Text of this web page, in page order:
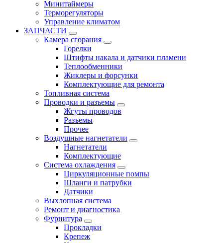
Минитаймеры
Терморегуляторы
Управление климатом
ЗАПЧАСТИ
Камера сгорания
Горелки
Штифты накала и датчики пламени
Теплообменники
Жиклеры и форсунки
Комплектующие для ремонта
Топливная система
Проводки и разъемы
Жгуты проводов
Разъемы
Прочее
Воздушные нагнетатели
Нагнетатели
Комплектующие
Система охлаждения
Циркуляционные помпы
Шланги и патрубки
Датчики
Выхлопная система
Ремонт и диагностика
Фурнитура
Прокладки
Крепеж